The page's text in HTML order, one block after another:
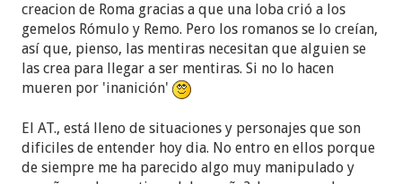
creacion de Roma gracias a que una loba crió a los
gemelos Rómulo y Remo. Pero los romanos se lo creían,
así que, pienso, las mentiras necesitan que alguien se
las crea para llegar a ser mentiras. Si no lo hacen
mueren por 'inanición'
El AT., está lleno de situaciones y personajes que son
dificiles de entender hoy dia. No entro en ellos porque
de siempre me ha parecido algo muy manipulado y